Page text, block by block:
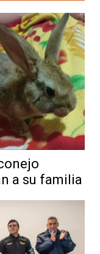
a su familia